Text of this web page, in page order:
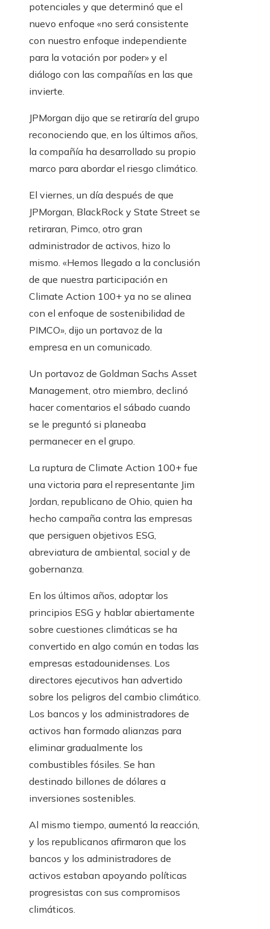
potenciales y que determinó que el
nuevo enfoque «no será consistente
con nuestro enfoque independiente
para la votación por poder» y el
diálogo con las compañías en las que
invierte.
JPMorgan dijo que se retiraría del grupo
reconociendo que, en los últimos años,
la compañía ha desarrollado su propio
marco para abordar el riesgo climático.
El viernes, un día después de que
JPMorgan, BlackRock y State Street se
retiraran, Pimco, otro gran
administrador de activos, hizo lo
mismo. «Hemos llegado a la conclusión
de que nuestra participación en
Climate Action 100+ ya no se alinea
con el enfoque de sostenibilidad de
PIMCO», dijo un portavoz de la
empresa en un comunicado.
Un portavoz de Goldman Sachs Asset
Management, otro miembro, declinó
hacer comentarios el sábado cuando
se le preguntó si planeaba
permanecer en el grupo.
La ruptura de Climate Action 100+ fue
una victoria para el representante Jim
Jordan, republicano de Ohio, quien ha
hecho campaña contra las empresas
que persiguen objetivos ESG,
abreviatura de ambiental, social y de
gobernanza.
En los últimos años, adoptar los
principios ESG y hablar abiertamente
sobre cuestiones climáticas se ha
convertido en algo común en todas las
empresas estadounidenses. Los
directores ejecutivos han advertido
sobre los peligros del cambio climático.
Los bancos y los administradores de
activos han formado alianzas para
eliminar gradualmente los
combustibles fósiles. Se han
destinado billones de dólares a
inversiones sostenibles.
Al mismo tiempo, aumentó la reacción,
y los republicanos afirmaron que los
bancos y los administradores de
activos estaban apoyando políticas
progresistas con sus compromisos
climáticos.